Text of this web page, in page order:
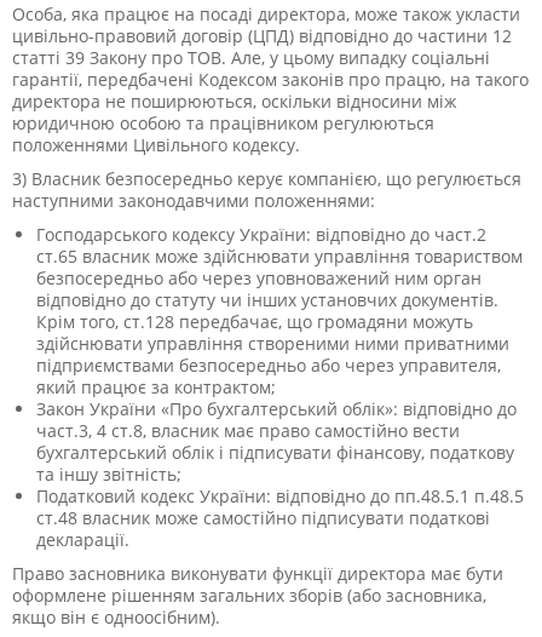
Особа, яка працює на посаді директора, може також укласти
цивільно-правовий договір (ЦПД) відповідно до частини 12
статті 39 Закону про ТОВ. Але, у цьому випадку соціальні
гарантії, передбачені Кодексом законів про працю, на такого
директора не поширюються, оскільки відносини між
юридичною особою та працівником регулюються
положеннями Цивільного кодексу.
3) Власник безпосередньо керує компанією, що регулюється
наступними законодавчими положеннями:
Господарського кодексу України: відповідно до част.2
ст.65 власник може здійснювати управління товариством
безпосередньо або через уповноважений ним орган
відповідно до статуту чи інших установчих документів.
Крім того, ст.128 передбачає, що громадяни можуть
здійснювати управління створеними ними приватними
підприємствами безпосередньо або через управителя,
який працює за контрактом;
Закон України «Про бухгалтерський облік»: відповідно до
част.3, 4 ст.8, власник має право самостійно вести
бухгалтерський облік і підписувати фінансову, податкову
та іншу звітність;
Податковий кодекс України: відповідно до пп.48.5.1 п.48.5
ст.48 власник може самостійно підписувати податкові
декларації.
Право засновника виконувати функції директора має бути
оформлене рішенням загальних зборів (або засновника,
якщо він є одноосібним).